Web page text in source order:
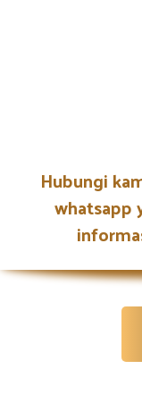
Hubungi
whatsapp